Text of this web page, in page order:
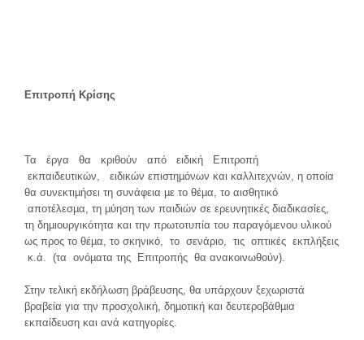
Επιτροπή Κρίσης
Τα έργα θα κριθούν από ειδική Επιτροπή
εκπαιδευτικών, ειδικών επιστηµόνων και καλλιτεχνών, η οποία
θα συνεκτιµήσει τη συνάφεια µε το θέµα, το αισθητικό
αποτέλεσµα, τη µύηση των παιδιών σε ερευνητικές διαδικασίες,
τη δηµιουργικότητα και την πρωτοτυπία του παραγόµενου υλικού
ως προς το θέµα, το σκηνικό, το σενάριο, τις οπτικές εκπλήξεις
κ.ά. (τα ονόµατα της Επιτροπής θα ανακοινωθούν).
Στην τελική εκδήλωση βράβευσης, θα υπάρχουν ξεχωριστά
βραβεία για την προσχολική, δηµοτική και δευτεροβάθµια
εκπαίδευση και ανά κατηγορίες.